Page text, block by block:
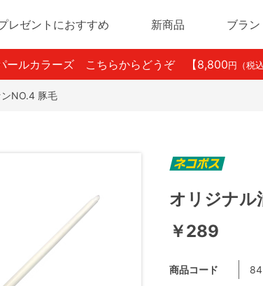
レゼントにおすすめ 新商品 ブラン
ールカラーズ こちらからどうぞ 【8,800 円（税
NO.4 豚毛
オリジナル
￥289
商品コード